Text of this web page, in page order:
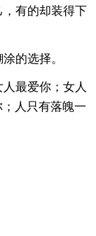
有的却装得下
的选择。
最爱你；女人
人只有落魄一